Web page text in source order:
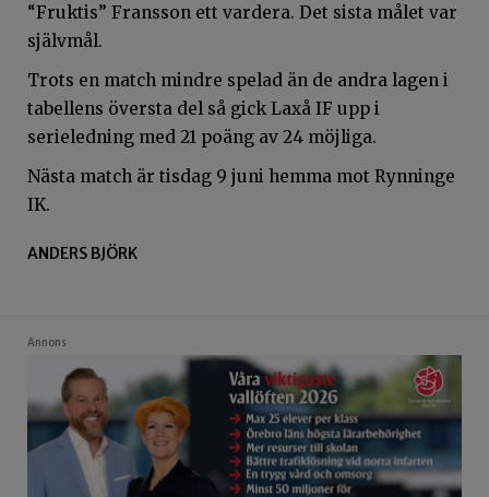
“Fruktis” Fransson ett vardera. Det sista målet var
självmål.
Trots en match mindre spelad än de andra lagen i
tabellens översta del så gick Laxå IF upp i
serieledning med 21 poäng av 24 möjliga.
Nästa match är tisdag 9 juni hemma mot Rynninge
IK.
ANDERS BJÖRK
Annons